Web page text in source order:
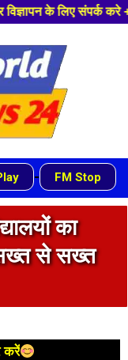
9839649848
- FM Stop
का
सख्त से सख्त
करें